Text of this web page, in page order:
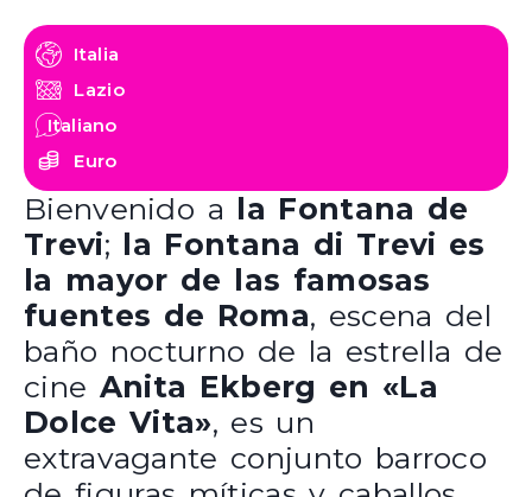
Italia
Lazio
Italiano
Euro
Bienvenido a la Fontana de
Trevi; la Fontana di Trevi es
la mayor de las famosas
fuentes de Roma, escena del
baño nocturno de la estrella de
cine Anita Ekberg en «La
Dolce Vita», es un
extravagante conjunto barroco